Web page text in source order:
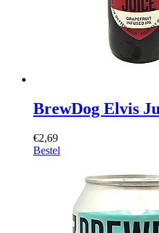
BrewDog Elvis
€2,69
Bestel